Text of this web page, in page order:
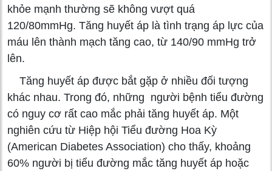
khỏe mạnh thường sẽ không vượt quá
120/80mmHg. Tăng huyết áp là tình trạng áp lực của
máu lên thành mạch tăng cao, từ 140/90 mmHg trở
lên.
Tăng huyết áp được bắt gặp ở nhiều đối tượng
khác nhau. Trong đó, những người bệnh tiểu đường
có nguy cơ rất cao mắc phải tăng huyết áp. Một
nghiên cứu từ Hiệp hội Tiểu đường Hoa Kỳ
(American Diabetes Association) cho thấy, khoảng
60% người bị tiểu đường mắc tăng huyết áp hoặc